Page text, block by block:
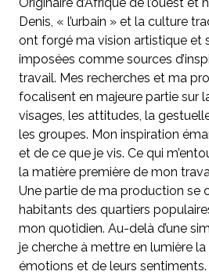
Originaire d’Afrique de l’ouest et
Denis, « l’urbain » et la culture
ont forgé ma vision artistique et
imposées comme sources
travail. Mes recherches et ma
focalisent en majeure partie sur
visages, les attitudes, la
les groupes. Mon inspiration
et de ce que je vis. Ce qui
la matière première de mon
Une partie de ma production se
habitants des quartiers
mon quotidien. Au-delà d’une
je cherche à mettre en lumière
émotions et de leurs sentiments.